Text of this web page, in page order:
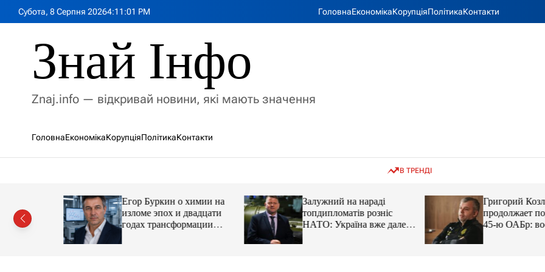
Субота, 8 Серпня 20264:11 :03 PM ГоловнаЕкономікаКорупціяПолітикаКонтакти
Знай Інфо
Znaj.info — відкривай новини, які мають значення
ГоловнаЕкономікаКорупціяПолітикаКонтакти
В ТРЕНДІ
із
Егор Буркин о химии на
изломе эпох и двадцати
годах трансформации
Залужний на нараді
топдипломатів розніс
НАТО: Україна вже далеко
попереду
Григорий
продолжает
45-ю ОАБр: